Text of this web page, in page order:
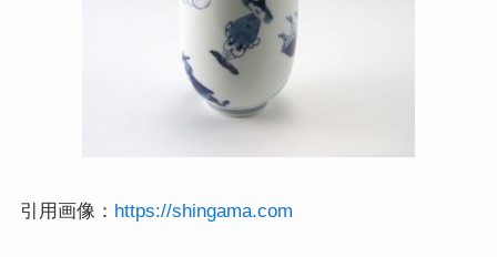
引用画像： https://shingama.com